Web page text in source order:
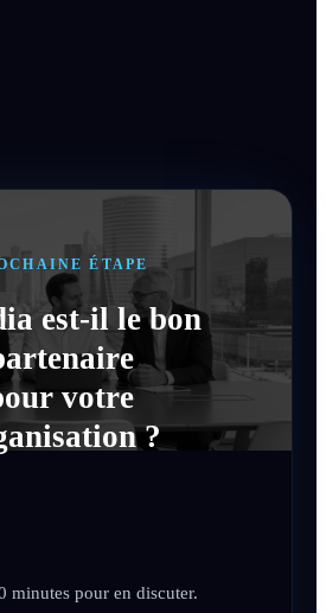
ÉTAPE
est-il le bon
votre
?
minutes pour en discuter.